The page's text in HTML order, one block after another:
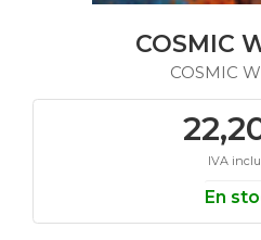
COSMIC
COSMIC
IVA
En